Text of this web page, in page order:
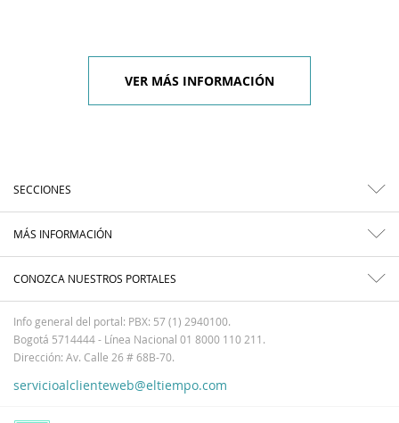
VER MÁS INFORMACIÓN
SECCIONES
MÁS INFORMACIÓN
CONOZCA NUESTROS PORTALES
Info general del portal: PBX: 57 (1) 2940100.
Bogotá 5714444 - Línea Nacional 01 8000 110 211.
Dirección: Av. Calle 26 # 68B-70.
servicioalclienteweb@eltiempo.com